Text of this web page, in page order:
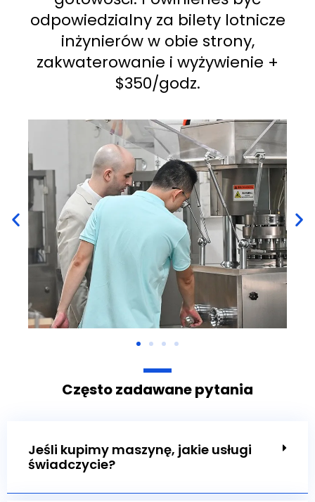
odpowiedzialny za bilety lotnicze
inżynierów w obie strony,
zakwaterowanie i wyżywienie +
$350/godz.
Często zadawane pytania
Jeśli kupimy maszynę, jakie usługi
świadczycie?